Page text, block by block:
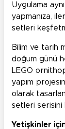
Uygulama
yapmanıza,
setleri
Bilim ve tarih
doğum günü
LEGO
yapım
olarak
setleri serisini
Yetişkinler